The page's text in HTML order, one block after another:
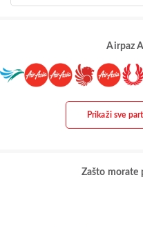
Airpaz
Prikaži sve
Zašto morate